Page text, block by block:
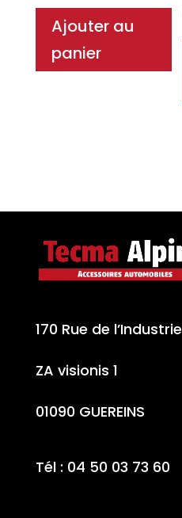
Ajouter au
panier
170 Rue de l’Industrie
ZA visionis 1
01090 GUEREINS
Tél : 04 50 03 73 60